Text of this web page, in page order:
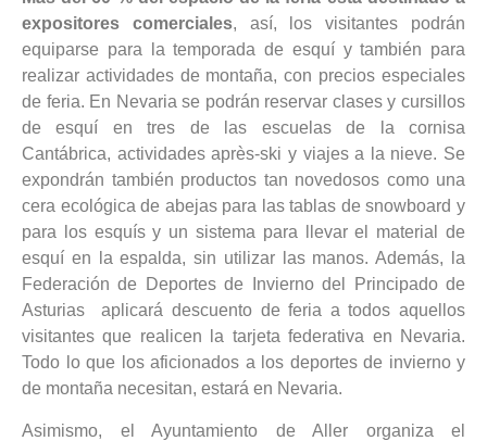
expositores comerciales, así, los visitantes podrán
equiparse para la temporada de esquí y también para
realizar actividades de montaña, con precios especiales
de feria. En Nevaria se podrán reservar clases y cursillos
de esquí en tres de las escuelas de la cornisa
Cantábrica, actividades après-ski y viajes a la nieve. Se
expondrán también productos tan novedosos como una
cera ecológica de abejas para las tablas de snowboard y
para los esquís y un sistema para llevar el material de
esquí en la espalda, sin utilizar las manos. Además, la
Federación de Deportes de Invierno del Principado de
Asturias aplicará descuento de feria a todos aquellos
visitantes que realicen la tarjeta federativa en Nevaria.
Todo lo que los aficionados a los deportes de invierno y
de montaña necesitan, estará en Nevaria.
Asimismo, el Ayuntamiento de Aller organiza el